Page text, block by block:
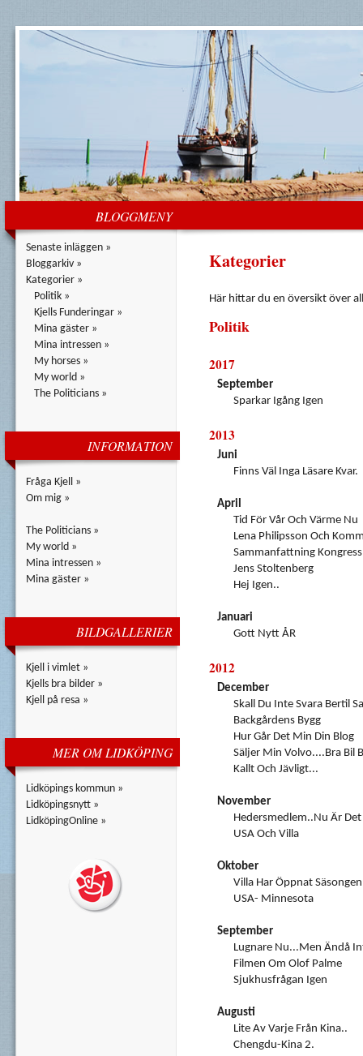
BLOGGMENY
Senaste inläggen »
Bloggarkiv »
Kategorier »
Politik »
Kjells Funderingar »
Mina gäster »
Mina intressen »
My horses »
My world »
The Politicians »
INFORMATION
Fråga Kjell »
Om mig »
The Politicians »
My world »
Mina intressen »
Mina gäster »
BILDGALLERIER
Kjell i vimlet »
Kjells bra bilder »
Kjell på resa »
MER OM LIDKÖPING
Lidköpings kommun »
Lidköpingsnytt »
LidköpingOnline »
Kategorier
Här hittar du en översikt över
Politik
2017
September
Sparkar Igång Igen
2013
Juni
Finns Väl Inga Läsare Kvar.
April
Tid För Vår Och Värme Nu
Lena Philipsson Och
Sammanfattning Kongress
Jens Stoltenberg
Hej Igen..
Januari
Gott Nytt ÅR
2012
December
Skall Du Inte Svara Bertil
Backgårdens Bygg
Hur Går Det Min Din Blog
Säljer Min Volvo....Bra Bil
Kallt Och Jävligt...
November
Hedersmedlem..nu Är
USA Och Villa
Oktober
Villa Har Öppnat
USA- Minnesota
September
Lugnare Nu...men Ändå
Filmen Om Olof Palme
Sjukhusfrågan Igen
Augusti
Lite Av Varje Från Kina..
Chengdu-Kina 2.